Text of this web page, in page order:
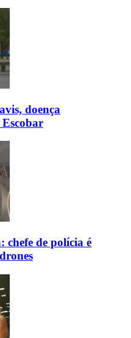
doença
chefe de polícia é